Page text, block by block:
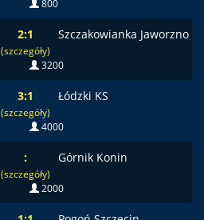
800
2:1
(szczegóły)
Szczakowianka Jaworzno
3200
3:1
(szczegóły)
Łódzki KS
4000
:
(szczegóły)
Górnik Konin
2000